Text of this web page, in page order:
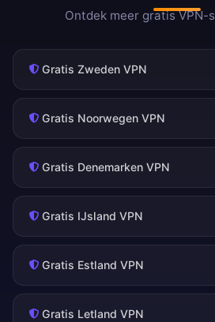
Ontdek meer gratis VPN-
Gratis Zweden VPN
Gratis Noorwegen VPN
Gratis Denemarken VPN
Gratis IJsland VPN
Gratis Estland VPN
Gratis Letland VPN